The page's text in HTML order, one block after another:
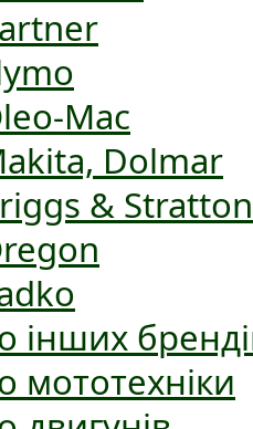
Mac
Dolmar
& Stratton
інших
мототехніки